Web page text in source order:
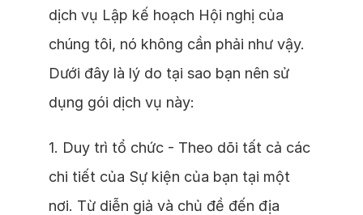
dịch vụ Lập kế hoạch Hội nghị của
chúng tôi, nó không cần phải như vậy.
Dưới đây là lý do tại sao bạn nên sử
dụng gói dịch vụ này:
1. Duy trì tổ chức - Theo dõi tất cả các
chi tiết của Sự kiện của bạn tại một
nơi. Từ diễn giả và chủ đề đến địa